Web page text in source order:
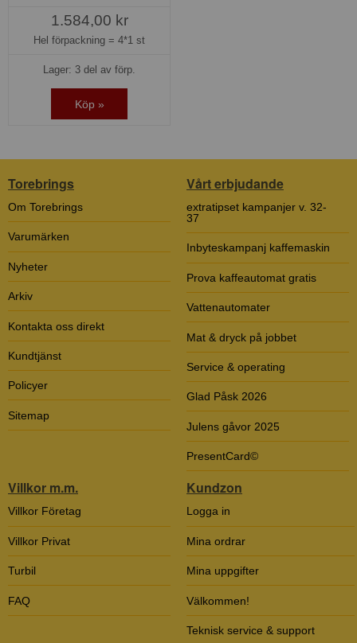
1.584,00 kr
Hel förpackning = 4*1 st
Lager: 3 del av förp.
Köp »
Torebrings
Om Torebrings
Varumärken
Nyheter
Arkiv
Kontakta oss direkt
Kundtjänst
Policyer
Sitemap
Vårt erbjudande
extratipset kampanjer v. 32-
37
Inbyteskampanj kaffemaskin
Prova kaffeautomat gratis
Vattenautomater
Mat & dryck på jobbet
Service & operating
Glad Påsk 2026
Julens gåvor 2025
PresentCard©
Villkor m.m.
Villkor Företag
Villkor Privat
Turbil
FAQ
Kundzon
Logga in
Mina ordrar
Mina uppgifter
Välkommen!
Teknisk service & support